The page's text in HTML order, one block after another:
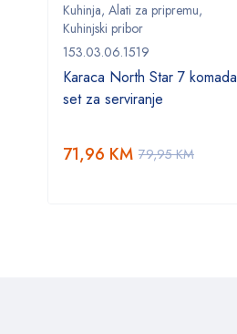
Kuhinja, Alati za pripremu,
Kuhinjski pribor
153.03.06.1519
Karaca North Star 7 komada
set za serviranje
79,95KM
71,96 KM